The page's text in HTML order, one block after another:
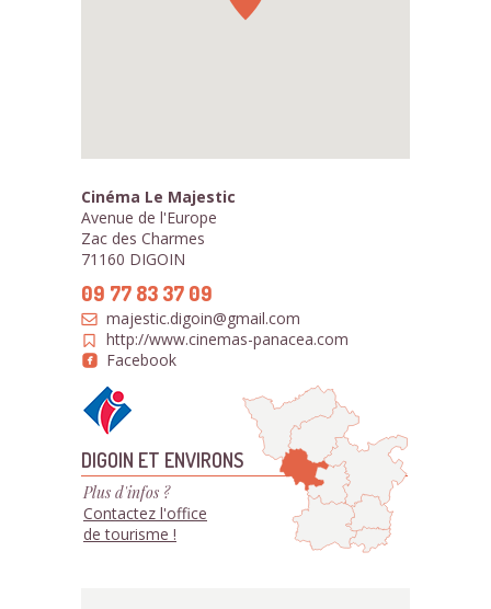
Cinéma Le Majestic
Avenue de l'Europe
Zac des Charmes
71160 DIGOIN
09 77 83 37 09
majestic.digoin@gmail.com
http://www.cinemas-panacea.com
Facebook
DIGOIN ET ENVIRONS
Plus d'infos ?
Contactez l'office
de tourisme !